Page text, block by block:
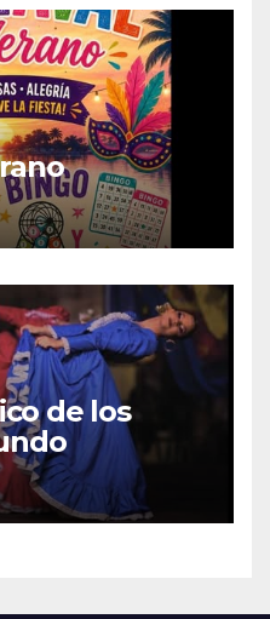
de los